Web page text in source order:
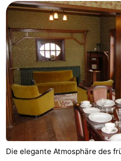
Die elegante Atmosphäre des